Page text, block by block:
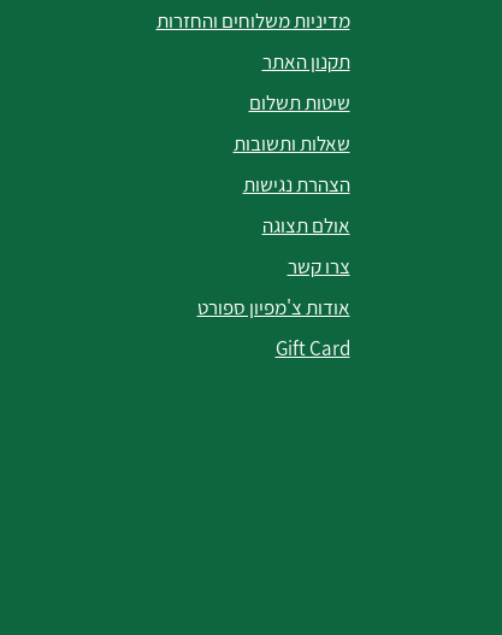
מדיניות משלוחים והחזרות
תקנון האתר
שיטות תשלום
שאלות ותשובות
הצהרת נגישות
אולם תצוגה
צרו קשר
אודות צ'מפיון ספורט
Gift Card